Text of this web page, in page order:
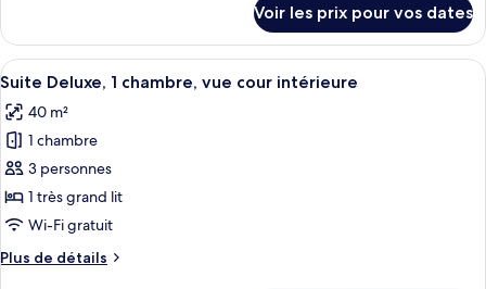
Bedroom
Suite,
Acropolis
view
le
type
de
Penthouse
Suite,
Bedroom
Suite,
Acropolis
view
Voir les prix pour vos dates
Afficher
toutes
les
photos
pour
ce
type
chambre :
Une chambre d’hôtel avec un
7
Suite Deluxe, 1 chambre, vue cour intérieure
40 m²
1 chambre
3 personnes
1 très grand lit
Wi-Fi gratuit
Plus de détails
Plus